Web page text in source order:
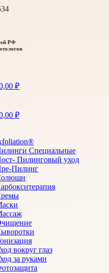
РФ
₽
₽
Специальные
Пилинговый уход
Пилинг
вокруг глаз
за руками